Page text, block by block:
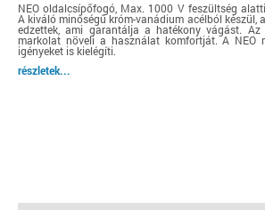
NEO oldalcsípőfogó, Max. 1000 V feszültség
A kiváló minőségű króm-vanádium acélból készül,
edzettek, ami garantálja a hatékony vágást. Az
markolat növeli a használat komfortját. A NEO
igényeket is kielégíti.
részletek...